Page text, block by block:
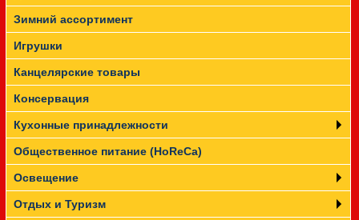
Зимний ассортимент
Игрушки
Канцелярские товары
Консервация
Кухонные принадлежности
Общественное питание (HoReCa)
Освещение
Отдых и Туризм